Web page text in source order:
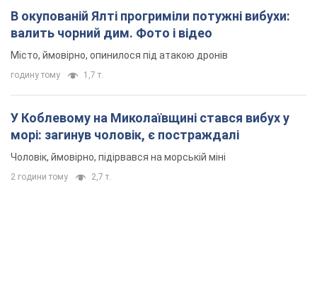
В окупованій Ялті прогриміли потужні вибухи:
валить чорний дим. Фото і відео
Місто, ймовірно, опинилося під атакою дронів
годину тому 1,7 т.
У Коблевому на Миколаївщині стався вибух у
морі: загинув чоловік, є постраждалі
Чоловік, ймовірно, підірвався на морській міні
2 години тому 2,7 т.